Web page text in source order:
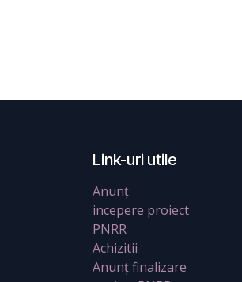
Link-uri utile
Anunț
incepere proiect
PNRR
Achizitii
Anunț finalizare